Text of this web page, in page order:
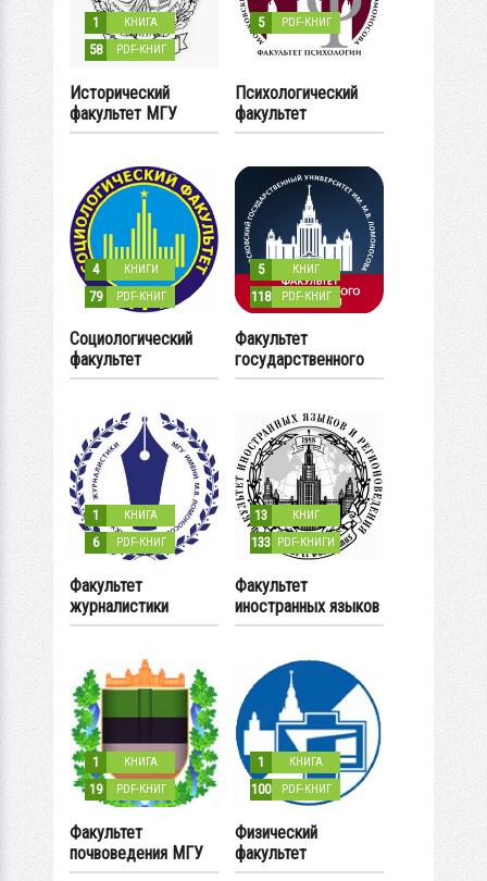
1 КНИГА
58 PDF-КНИГ
Исторический
факультет МГУ
5 PDF-КНИГ
Психологический
факультет
4 КНИГИ
79 PDF-КНИГ
Социологический
факультет
5 КНИГ
118 PDF-КНИГ
Факультет
государственного
управления
1 КНИГА
6 PDF-КНИГ
Факультет
журналистики
13 КНИГ
133 PDF-КНИГИ
Факультет
иностранных языков
и регионоведения
1 КНИГА
19 PDF-КНИГ
Факультет
почвоведения МГУ
имени М.В.
1 КНИГА
100 PDF-КНИГ
Физический
факультет